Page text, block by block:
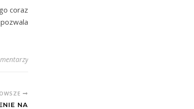
coraz
NA